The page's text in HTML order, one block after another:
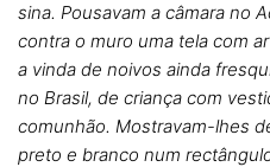
sina. Pousavam a câmara no
contra o muro uma tela com
a vinda de noivos ainda
no Brasil, de criança com
comunhão. Mostravam-lhes
preto e branco num